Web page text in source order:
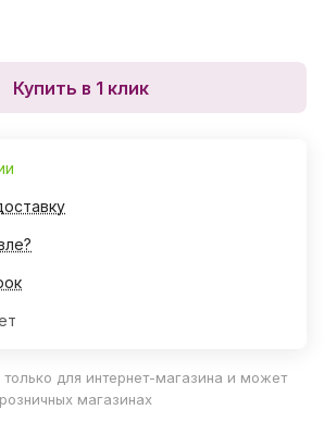
Купить в 1 клик
для интернет-магазина и может
магазинах